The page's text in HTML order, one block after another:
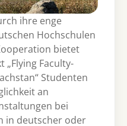
ihre enge
Hochschulen
bietet
„Flying Faculty-
Studenten
an
bei
in deutscher oder